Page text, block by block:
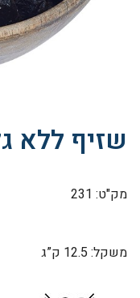
שזיף ללא
מק"ט: 231
משקל: 12.5 ק”ג